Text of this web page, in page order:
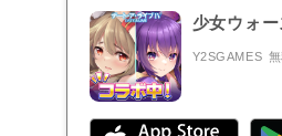
少女ウォ
Y2SGAMES